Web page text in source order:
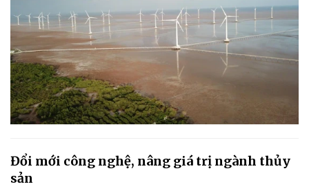
Đổi mới công nghệ, nâng giá trị ngành thủy
sản